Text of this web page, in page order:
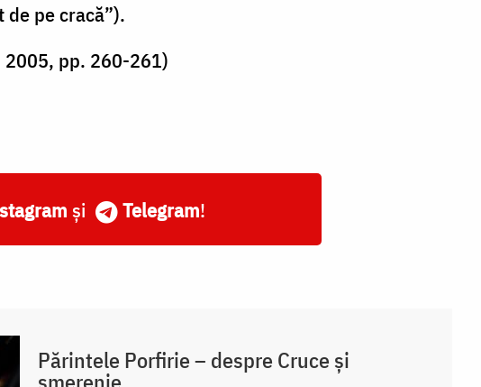
pe cracă”).
2005, pp. 260-261)
și Telegram!
Părintele Porfirie – despre Cruce și